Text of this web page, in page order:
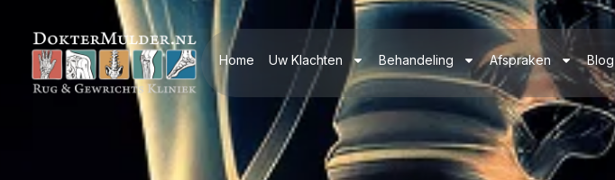
Home Uw Klachten Behandeling Afspraken Blog